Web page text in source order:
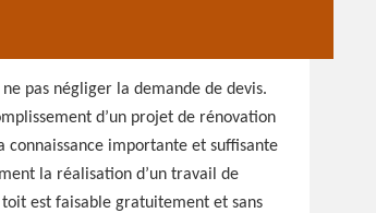
pas négliger la demande de devis.
d’un projet de rénovation
importante et suffisante
la réalisation d’un travail de
est faisable gratuitement et sans